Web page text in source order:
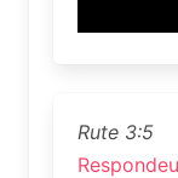
Rute 3:5